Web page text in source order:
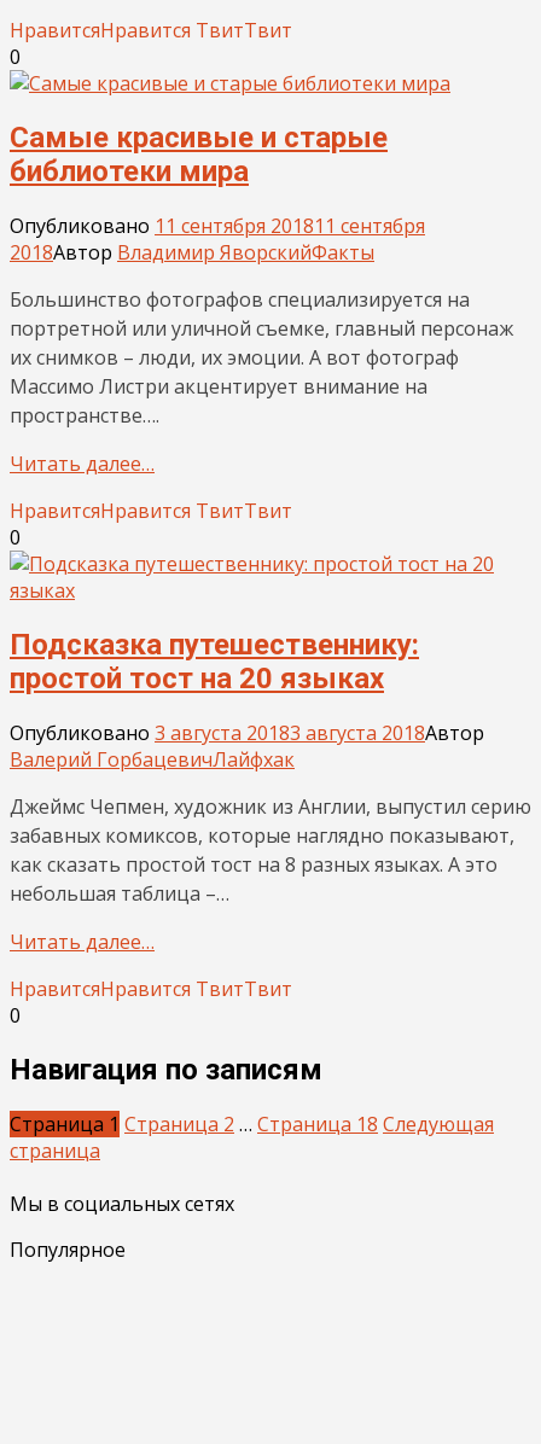
НравитсяНравится ТвитТвит
0
Самые красивые и старые
библиотеки мира
Опубликовано 11 сентября 201811 сентября
2018Автор Владимир ЯворскийФакты
Большинство фотографов специализируется на
портретной или уличной съемке, главный персонаж
их снимков – люди, их эмоции. А вот фотограф
Массимо Листри акцентирует внимание на
пространстве….
Читать далее…
НравитсяНравится ТвитТвит
0
Подсказка путешественнику:
простой тост на 20 языках
Опубликовано 3 августа 20183 августа 2018Автор
Валерий ГорбацевичЛайфхак
Джеймс Чепмен, художник из Англии, выпустил серию
забавных комиксов, которые наглядно показывают,
как сказать простой тост на 8 разных языках. А это
небольшая таблица –…
Читать далее…
НравитсяНравится ТвитТвит
0
Навигация по записям
Страница 1 Страница 2 … Страница 18 Следующая
страница
Мы в социальных сетях
Популярное